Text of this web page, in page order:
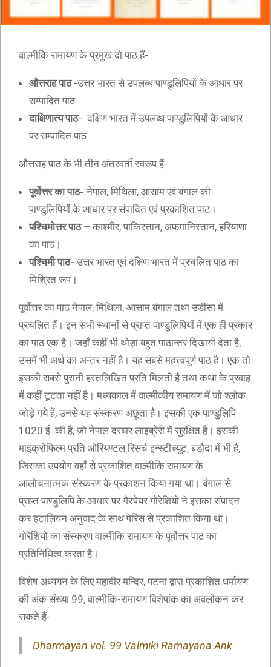
वाल्मीकि रामायण के प्रमुख दो पाठ हैं-
औत्तराह पाठ-उत्तर भारत से उपलब्ध पाण्डुलिपियों के आधार पर
सम्पादित पाठ
दाक्षिणात्य पाठ– दक्षिण भारत में उपलब्ध पाण्डुलिपियों के आधार
पर सम्पादित पाठ
औत्तराह पाठ के भी तीन अंतरवर्ती स्वरूप हैं-
पूर्वोत्तर का पाठ- नेपाल, मिथिला, आसाम एवं बंगाल की
पाण्डुलिपियों के आधार पर संपादित एवं प्रकाशित पाठ।
पश्चिमोत्तर पाठ – काश्मीर, पाकिस्तान, अफगानिस्तान, हरियाणा
का पाठ।
पश्चिमी पाठ- उत्तर भारत एवं दक्षिण भारत में प्रचलित पाठ का
मिश्रित रूप।
पूर्वोत्तर का पाठ नेपाल, मिथिला, आसाम बंगाल तथा उड़ीसा में
प्रचलित हैं। इन सभी स्थानों से प्राप्त पाण्डुलिपियों में एक ही प्रकार
का पाठ एक है। जहाँ कहीं भी थोड़ा बहुत पाठान्तर दिखायी देता है,
उसमें भी अर्थ का अन्तर नहीं है। यह सबसे महत्त्वपूर्ण पाठ है। एक तो
इसकी सबसे पुरानी हस्तलिखित प्रति मिलती है तथा कथा के प्रवाह
में कहीं टूटता नहीं है। मध्यकाल में वाल्मीकीय रामायण में जो श्लोक
जोड़े गये हें, उनसे यह संस्करण अछूता है। इसकी एक पाण्डुलिपि
1020 ई. की है, जो नेपाल दरबार लाइब्रेरी में सुरक्षित है। इसकी
माइक्रोफिल्म प्रति ओरियण्टल रिसर्च इन्स्टीच्यूट, बडौदा में भी है,
जिसका उपयोग वहाँ से प्रकाशित वाल्मीकि रामायण के
आलोचनात्मक संस्करण के प्रकाशन किया गया था। बंगाल से
प्राप्त पाण्डुलिपि के आधार पर गैस्पेयर गोरेशियो ने इसका संपादन
कर इटालियन अनुवाद के साथ पेरिस से प्रकाशित किया था।
गोरेशियो का संस्करण वाल्मीकि रामायण के पूर्वोत्तर पाठ का
प्रतिनिधित्व करता है।
विशेष अध्ययन के लिए महावीर मन्दिर, पटना द्वारा प्रकाशित धर्मायण
की अंक संख्या 99, वाल्मीकि-रामायण विशेषांक का अवलोकन कर
सकते हैं-
Dharmayan vol. 99 Valmiki Ramayana Ank